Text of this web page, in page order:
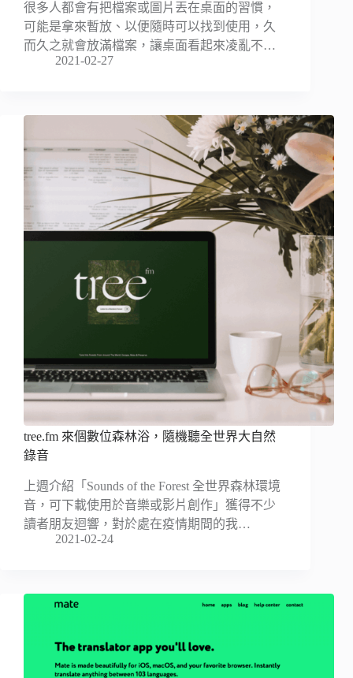
很多人都會有把檔案或圖片丟在桌面的習慣，
可能是拿來暫放、以便隨時可以找到使用，久
而久之就會放滿檔案，讓桌面看起來凌亂不…
2021-02-27
tree.fm 來個數位森林浴，隨機聽全世界大自然
錄音
上週介紹「Sounds of the Forest 全世界森林環境
音，可下載使用於音樂或影片創作」獲得不少
讀者朋友迴響，對於處在疫情期間的我…
2021-02-24